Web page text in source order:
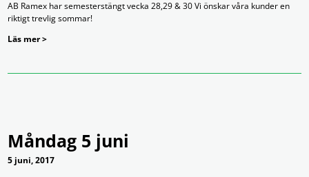
AB Ramex har semesterstängt vecka 28,29 & 30 Vi önskar våra kunder en
riktigt trevlig sommar!
Läs mer >
Måndag 5 juni
5 juni, 2017